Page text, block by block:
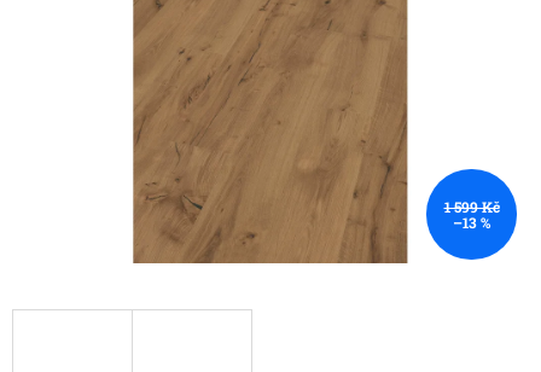
1 599 Kč
–13 %